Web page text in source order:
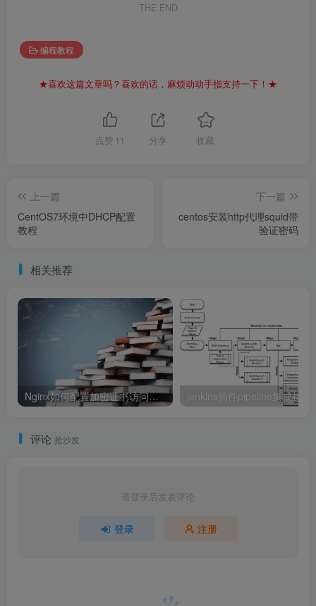
THE END
编程教程
★喜欢这篇文章吗？喜欢的话，麻烦动动手指支持一下！★
点赞 11 分享 收藏
上一篇
CentOS7环境中DHCP配置
教程
下一篇
centos安装http代理squid带
验证密码
相关推荐
Nginx如何配置加密证书访问实现
评论 抢沙发
请登录后发表评论
登录 注册